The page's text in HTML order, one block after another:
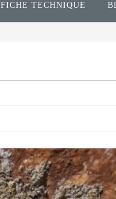
FICHE TECHNIQUE